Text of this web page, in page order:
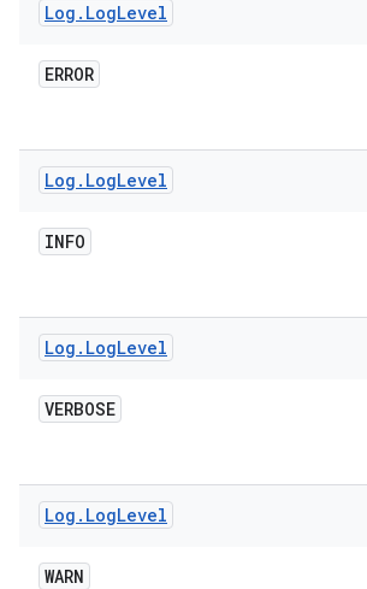
Log . LogLevel
ERROR
Log . LogLevel
INFO
Log . LogLevel
VERBOSE
Log . LogLevel
WARN